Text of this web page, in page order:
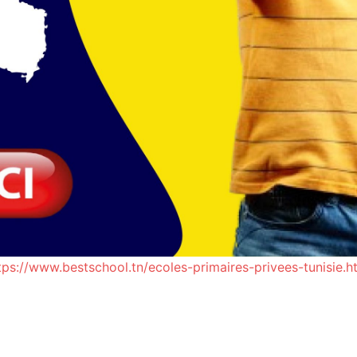
www.bestschool.tn/ecoles-primaires-privees-